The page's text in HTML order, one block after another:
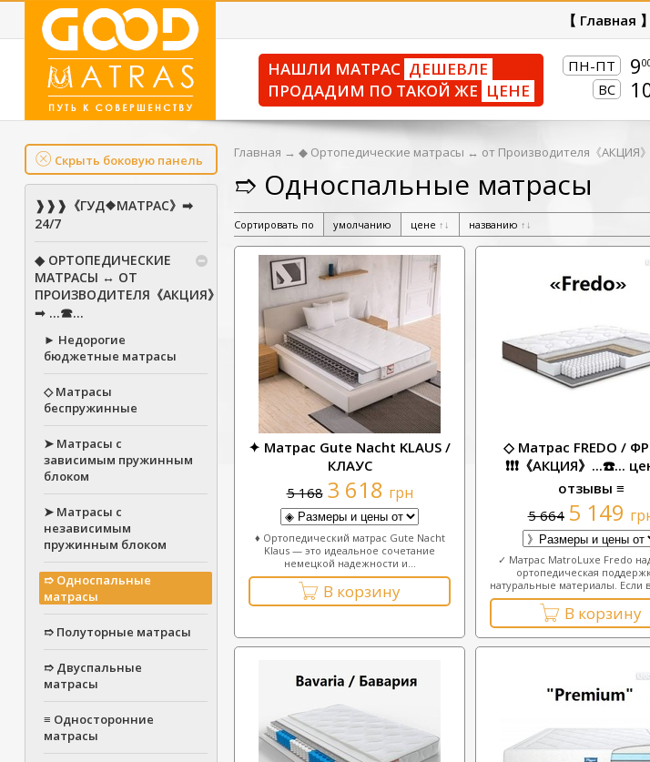
【
ПН-ПТ 9
ВС
НАШЛИ МАТРАС ДЕШЕВЛЕ
ПРОДАДИМ ПО ТАКОЙ ЖЕ ЦЕНЕ
Скрыть боковую панель
❱❱❱《ГУД❖МАТРАС》➡
24/7
◆ ОРТОПЕДИЧЕСКИЕ
МАТРАСЫ ↔ ОТ
ПРОИЗВОДИТЕЛЯ《АКЦИЯ》
➟ ...☎...
► Недорогие
бюджетные матрасы
◇ Матрасы
беспружинные
➤ Матрасы с
зависимым пружинным
блоком
➤ Матрасы с
независимым
пружинным блоком
➱ Односпальные
матрасы
➱ Полуторные матрасы
➱ Двуспальные
матрасы
≡ Односторонние
матрасы
Главная → ◆ Ортопедические матрасы ↔ от Производителя《АКЦИЯ
➱ Односпальные матрасы
Сортировать по умолчанию цене ↑ ↓ названию ↑ ↓
✦ Матрас Gute Nacht KLAUS /
КЛАУС
5 168 3 618 грн
♦ Ортопедический матрас Gute Nacht
Klaus — это идеальное сочетание
немецкой надежности и...
В корзину
◇ Матрас FREDO /
❗❗❗《АКЦИЯ》...☎️...
отзывы ≡
5 664 5 149
✓ Матрас MatroLuxe Fredo
ортопедическая
натуральные материалы. Если
В корзину